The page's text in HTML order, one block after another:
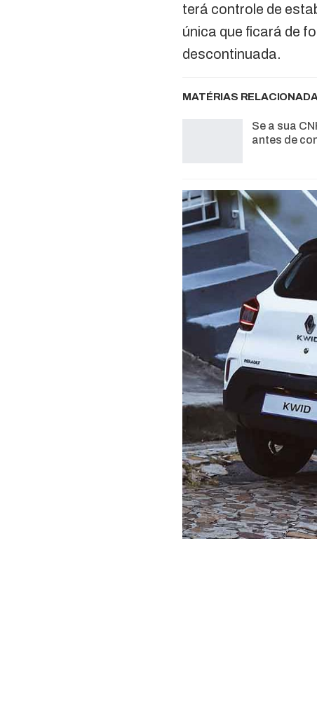
terá controle de
única que ficará de
descontinuada.
MATÉRIAS
Se a sua
antes de